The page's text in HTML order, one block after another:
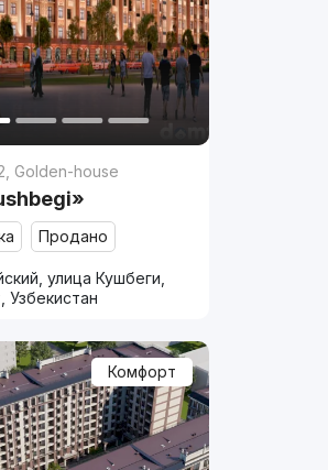
Golden-house
Продано
улица Кушбеги,
Узбекистан
Комфорт